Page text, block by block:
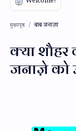
मुख्यपृष्ठ बाब जनाज़ा
क्या
जनाज़े को